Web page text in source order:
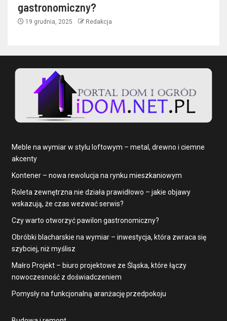
gastronomiczny?
19 grudnia, 2025 Redakcja
Meble na wymiar w stylu loftowym – metal, drewno i ciemne
akcenty
Kontener – nowa rewolucja na rynku mieszkaniowym
Roleta zewnętrzna nie działa prawidłowo – jakie objawy
wskazują, że czas wezwać serwis?
Czy warto otworzyć pawilon gastronomiczny?
Obróbki blacharskie na wymiar – inwestycja, która zwraca się
szybciej, niż myślisz
Małro Projekt – biuro projektowe ze Śląska, które łączy
nowoczesność z doświadczeniem
Pomysły na funkcjonalną aranżację przedpokoju